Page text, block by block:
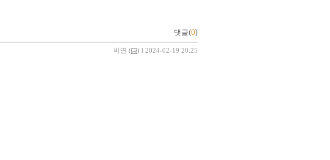
댓글(0)
비연 ( ) l 2024-02-19 20:25